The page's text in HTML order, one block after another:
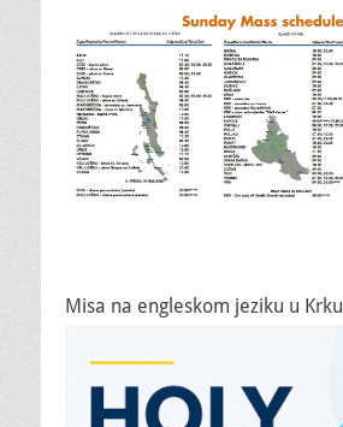
Misa na engleskom jeziku u Krku